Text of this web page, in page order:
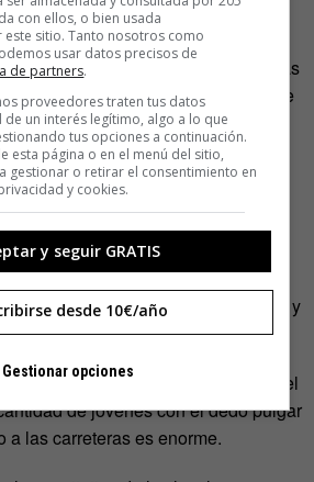
a este país ofrecido por algunas
promueve una escala de hasta siete
Y cada vez hay más compañías
vuelos directos al aeropuerto de
Keflavik.
de lo que solía ser, viajar dentro de
muy caro. En 2015, Numbeo.com
el cuarto país más caro para vivir, y
supuesto no lo es menos.
ese coste es el autoestop y el
de jóvenes con el dedo pulgar
a las carreteras es enorme.
con ellos, o bien usada
sitio. Tanto nosotros como
usar datos precisos de
de partners.
proveedores traten tus datos
un interés legítimo, algo a lo que
tus opciones a continuación.
esta página o en el menú del sitio,
gestionar o retirar el consentimiento en
y cookies.
y seguir GRATIS
desde 10€/año
Gestionar opciones